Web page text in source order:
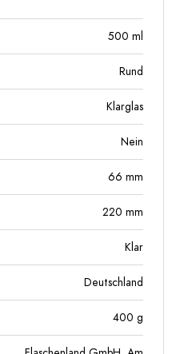
500 ml
Rund
Klarglas
Nein
66 mm
220 mm
Klar
Deutschland
400 g